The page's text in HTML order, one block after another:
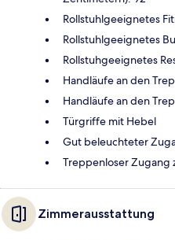
Rollstuhlgeeignetes
Rollstuhlgeeignetes
Rollstuhgeeignetes
Handläufe an den
Handläufe an den
Türgriffe mit Hebel
Gut beleuchteter
Treppenloser Zugang
Zimmerausstattung